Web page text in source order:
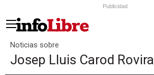
Publicidad
Noticias sobre
Josep Lluis Carod Rovira